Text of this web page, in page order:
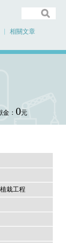
相關文章
金： 0元
栽工程